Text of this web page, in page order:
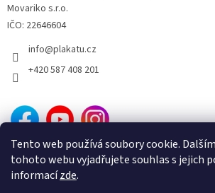
Tento web používá soubory cookie.
tohoto webu vyjadřujete souhlas s jejich
informacízde.
Movariko s.r.o.
IČO: 22646604
info@plakatu.cz
+420 587 408 201